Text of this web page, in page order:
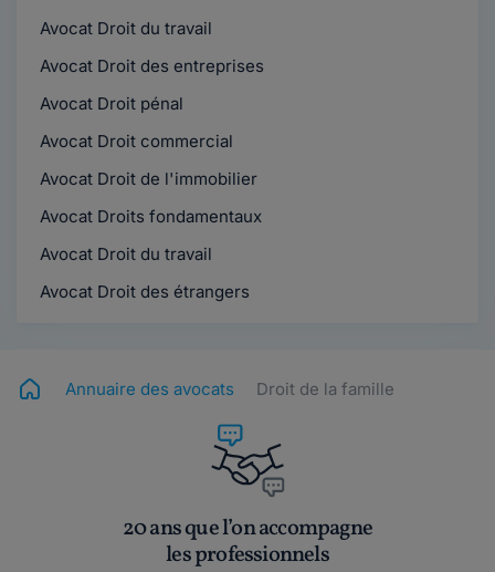
Avocat Droit du travail
Avocat Droit des entreprises
Avocat Droit pénal
Avocat Droit commercial
Avocat Droit de l'immobilier
Avocat Droits fondamentaux
Avocat Droit du travail
Avocat Droit des étrangers
Annuaire des avocats Droit de la famille
20 ans que l’on accompagne
les professionnels